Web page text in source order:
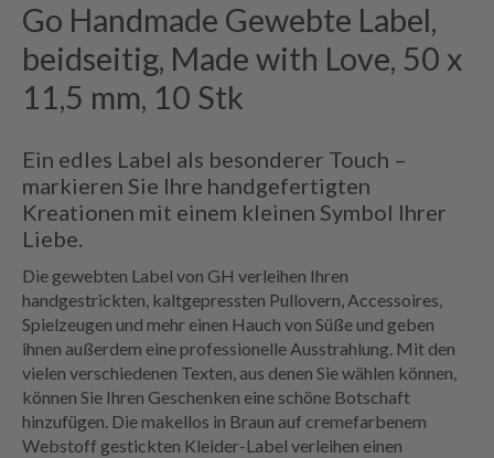
Go Handmade Gewebte Label,
beidseitig, Made with Love, 50 x
11,5 mm, 10 Stk
Ein edles Label als besonderer Touch –
markieren Sie Ihre handgefertigten
Kreationen mit einem kleinen Symbol Ihrer
Liebe.
Die gewebten Label von GH verleihen Ihren
handgestrickten, kaltgepressten Pullovern, Accessoires,
Spielzeugen und mehr einen Hauch von Süße und geben
ihnen außerdem eine professionelle Ausstrahlung. Mit den
vielen verschiedenen Texten, aus denen Sie wählen können,
können Sie Ihren Geschenken eine schöne Botschaft
hinzufügen. Die makellos in Braun auf cremefarbenem
Webstoff gestickten Kleider-Label verleihen einen